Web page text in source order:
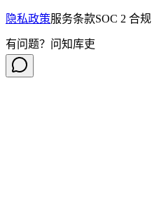
隐私政策服务条款SOC 2 合规
有问题？问知库吏